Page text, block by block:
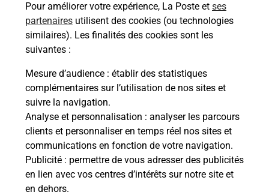
Pour améliorer votre expérience, La Poste et ses
partenaires utilisent des cookies (ou technologies
similaires). Les finalités des cookies sont les
suivantes :
Mesure d’audience : établir des statistiques
complémentaires sur l’utilisation de nos sites et
suivre la navigation.
Analyse et personnalisation : analyser les parcours
clients et personnaliser en temps réel nos sites et
communications en fonction de votre navigation.
Publicité : permettre de vous adresser des publicités
en lien avec vos centres d’intérêts sur notre site et
en dehors.
En savoir plus
Foire aux questions
Quel âge minimum faut-il pour
passer le permis bateau ?
Combien coûte le code bateau ?